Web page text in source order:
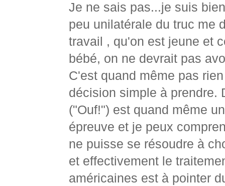
Je ne sais pas...je suis
peu unilatérale du truc me
travail , qu'on est jeune et
bébé, on ne devrait pas
C'est quand même pas
décision simple à prendre.
("Ouf!") est quand même
épreuve et je peux
ne puisse se résoudre à
et effectivement le
américaines est à pointer